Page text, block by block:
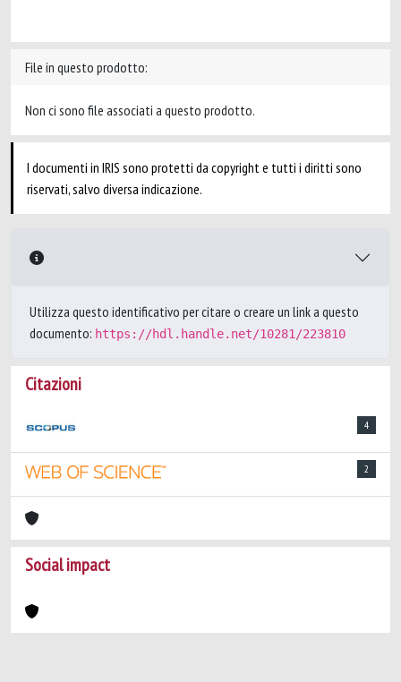
File in questo prodotto:
Non ci sono file associati a questo prodotto.
I documenti in IRIS sono protetti da copyright e tutti i diritti sono
riservati, salvo diversa indicazione.
Utilizza questo identificativo per citare o creare un link a questo
documento: https://hdl.handle.net/10281/223810
Citazioni
4
2
Social impact